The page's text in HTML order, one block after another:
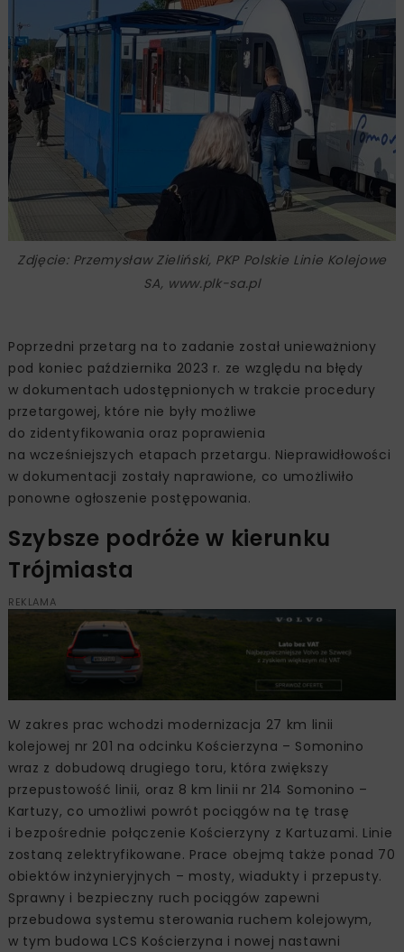
Zdjęcie: Przemysław Zieliński, PKP Polskie Linie Kolejowe
SA, www.plk-sa.pl
Poprzedni przetarg na to zadanie został unieważniony
pod koniec października 2023 r. ze względu na błędy
w dokumentach udostępnionych w trakcie procedury
przetargowej, które nie były możliwe
do zidentyfikowania oraz poprawienia
na wcześniejszych etapach przetargu. Nieprawidłowości
w dokumentacji zostały naprawione, co umożliwiło
ponowne ogłoszenie postępowania.
Szybsze podróże w kierunku
Trójmiasta
REKLAMA
W zakres prac wchodzi modernizacja 27 km linii
kolejowej nr 201 na odcinku Kościerzyna – Somonino
wraz z dobudową drugiego toru, która zwiększy
przepustowość linii, oraz 8 km linii nr 214 Somonino –
Kartuzy, co umożliwi powrót pociągów na tę trasę
i bezpośrednie połączenie Kościerzyny z Kartuzami. Linie
zostaną zelektryfikowane. Prace obejmą także ponad 70
obiektów inżynieryjnych – mosty, wiadukty i przepusty.
Sprawny i bezpieczny ruch pociągów zapewni
przebudowa systemu sterowania ruchem kolejowym,
w tym budowa LCS Kościerzyna i nowej nastawni